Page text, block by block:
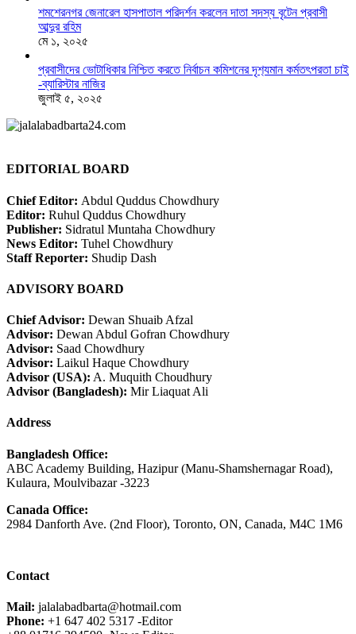
শমশেরনগর জেনারেল হাসপাতাল পরিদর্শন করলেন দাতা সদস্য বৃটেন প্রবাসী
আব্দুর রহিম
মে ১, ২০২৫
প্রবাসীদের ভোটাধিকার নিশ্চিত করতে নির্বাচন কমিশনের দৃশ‍্যমান কর্মতৎপরতা চাই
-ব্যারিস্টার নাজির
জুলাই ৫, ২০২৫
EDITORIAL BOARD
Chief Editor: Abdul Quddus Chowdhury
Editor: Ruhul Quddus Chowdhury
Publisher: Sidratul Muntaha Chowdhury
News Editor: Tuhel Chowdhury
Staff Reporter: Shudip Dash
ADVISORY BOARD
Chief Advisor: Dewan Shuaib Afzal
Advisor: Dewan Abdul Gofran Chowdhury
Advisor: Saad Chowdhury
Advisor: Laikul Haque Chowdhury
Advisor (USA): A. Muquith Choudhury
Advisor (Bangladesh): Mir Liaquat Ali
Address
Bangladesh Office:
ABC Academy Building, Hazipur (Manu-Shamshernagar Road),
Kulaura, Moulvibazar -3223
Canada Office:
2984 Danforth Ave. (2nd Floor), Toronto, ON, Canada, M4C 1M6
Contact
Mail: jalalabadbarta@hotmail.com
Phone: +1 647 402 5317 -Editor